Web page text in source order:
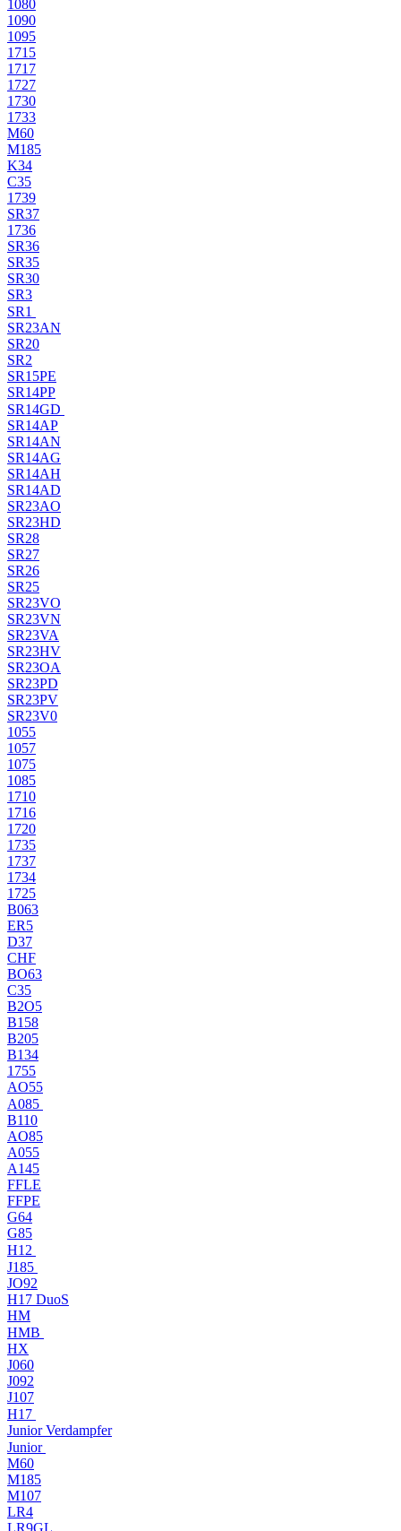
1080
1090
1095
1715
1717
1727
1730
1733
M60
M185
K34
C35
1739
SR37
1736
SR36
SR35
SR30
SR3
SR1
SR23AN
SR20
SR2
SR15PE
SR14PP
SR14GD
SR14AP
SR14AN
SR14AG
SR14AH
SR14AD
SR23AO
SR23HD
SR28
SR27
SR26
SR25
SR23VO
SR23VN
SR23VA
SR23HV
SR23OA
SR23PD
SR23PV
SR23V0
1055
1057
1075
1085
1710
1716
1720
1735
1737
1734
1725
B063
ER5
D37
CHF
BO63
C35
B2O5
B158
B205
B134
1755
AO55
A085
B110
AO85
A055
A145
FFLE
FFPE
G64
G85
H12
J185
JO92
H17 DuoS
HM
HMB
HX
J060
J092
J107
H17
Junior Verdampfer
Junior
M60
M185
M107
LR4
LR9GL